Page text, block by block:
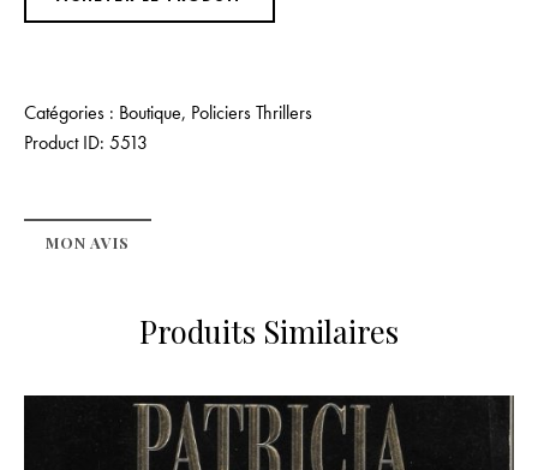
Catégories : Boutique, Policiers Thrillers
Product ID: 5513
MON AVIS
Produits Similaires